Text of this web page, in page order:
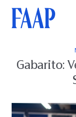
Gabarito: